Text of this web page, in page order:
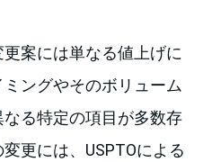
案には単なる値上げに
ングやそのボリューム
る特定の項目が多数存
更には、USPTOによる